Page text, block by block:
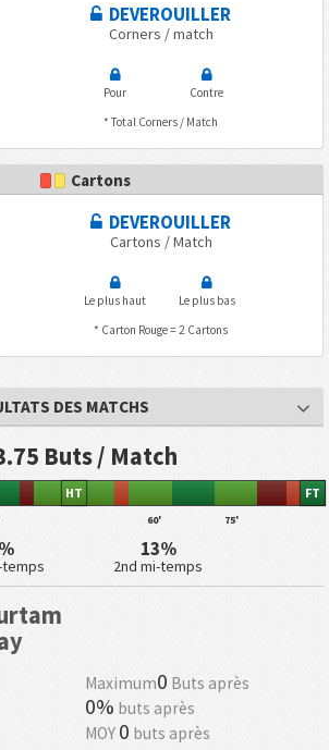
DEVEROUILLER
Corners / match
Pour
Contre
* Total Corners / Match
Cartons
DEVEROUILLER
Cartons / Match
Le plus haut
Le plus bas
* Carton Rouge = 2 Cartons
DES MATCHS
Buts / Match
HT
60' 75'
FT
13%
2nd mi-temps
Maximum0 Buts après
0% buts après
MOY 0 buts après